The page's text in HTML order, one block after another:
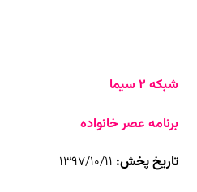
شبکه ۲ سیما
برنامه عصر خانواده
تاریخ پخش: